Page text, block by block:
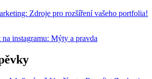
Zdroje pro rozšíření vašeho portfolia!
na instagramu: Mýty a pravda